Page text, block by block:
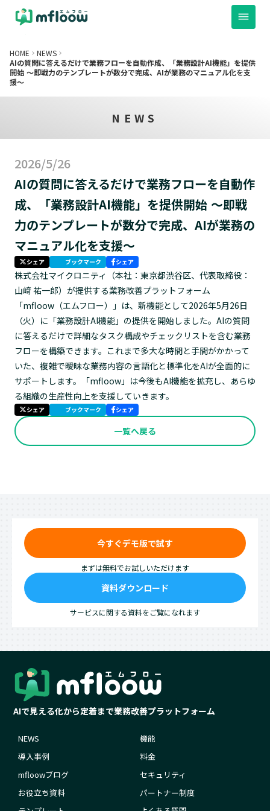
HOME keyboard_arrow_right NEWS keyboard_arrow_right
AIの質問に答えるだけで業務フローを自動作成、「業務設計AI機能」を提供
開始 〜即戦力のテンプレートが数分で完成、AIが業務のマニュアル化を支
援〜
NEWS
2026/5/26
AIの質問に答えるだけで業務フローを自動作
成、「業務設計AI機能」を提供開始 〜即戦
力のテンプレートが数分で完成、AIが業務の
マニュアル化を支援〜
シェア ブックマーク シェア
株式会社マイクロニティ（本社：東京都渋谷区、代表取締役：
山﨑 祐一郎）が提供する業務改善プラットフォーム
「mfloow（エムフロー）」は、新機能として2026年5月26日
（火）に「業務設計AI機能」の提供を開始しました。AIの質問
に答えるだけで詳細なタスク構成やチェックリストを含む業務
フローを構築できます。これまで多大な時間と手間がかかって
いた、複雑で曖昧な業務内容の言語化と標準化をAIが全面的に
サポートします。「mfloow」は今後もAI機能を拡充し、あらゆ
る組織の生産性向上を支援していきます。
シェア ブックマーク シェア
一覧へ戻る
arrow_drop_up
導入事例 料金プラン セキュリテ
今すぐデモ版で試す
まずは無料でお試しいただけます
資料ダウンロード
サービスに関する資料をご覧になれます
AIで見える化から定着まで業務改善プラットフォーム
NEWS
導入事例
mfloowブログ
お役立ち資料
機能
料金
セキュリティ
パートナー制度
dehaze